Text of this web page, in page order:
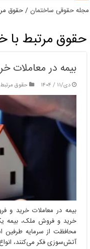
مجله حقوقی ساختمان/حقوق
حقوق مرتبط
بیمه در معاملات
دی/۱۱ / ۱۴۰۴ حقوق
بیمه در معاملات خرید و
خرید و فروش ملک، بیمه
محافظت از سرمایه طرفین
آتش‌سوزی فکر می‌کنند،